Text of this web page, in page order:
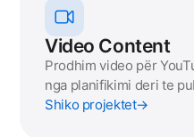
Video Content
Prodhim video për
nga planifikimi deri te
Shiko projektet→